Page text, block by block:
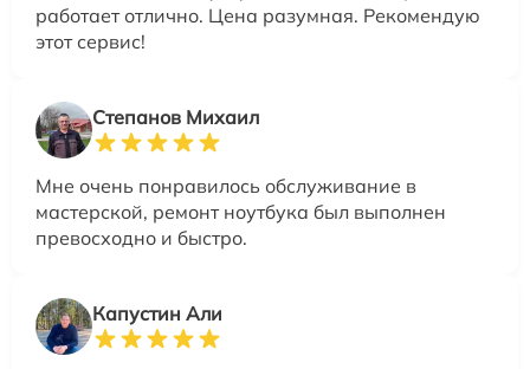
работает отлично. Цена разумная. Рекомендую
этот сервис!
Степанов Михаил
Мне очень понравилось обслуживание в
мастерской, ремонт ноутбука был выполнен
превосходно и быстро.
Капустин Али